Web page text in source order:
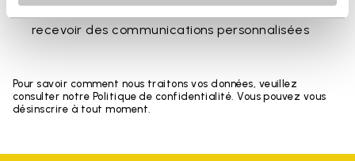
traitement de mes données personnelles afin de
recevoir des communications personnalisées
Pour savoir comment nous traitons vos données, veuillez
consulter notre Politique de confidentialité. Vous pouvez vous
désinscrire à tout moment.